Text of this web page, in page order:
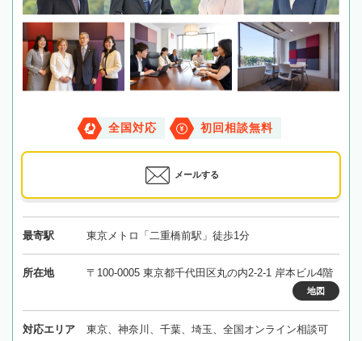
全国対応 初回相談無料
メールする
最寄駅 東京メトロ「二重橋前駅」徒歩1分
所在地 〒100-0005 東京都千代田区丸の内2-2-1 岸本ビル4階
地図
対応エリア 東京、神奈川、千葉、埼玉、全国オンライン相談可